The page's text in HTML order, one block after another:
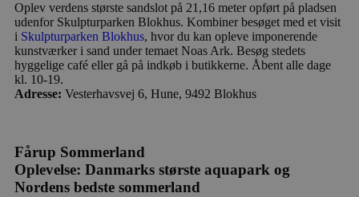
Oplev verdens største sandslot på 21,16 meter opført på pladsen
udenfor Skulpturparken Blokhus. Kombiner besøget med et visit
i Skulpturparken Blokhus, hvor du kan opleve imponerende
kunstværker i sand under temaet Noas Ark. Besøg stedets
hyggelige café eller gå på indkøb i butikkerne. Åbent alle dage
kl. 10-19.
Adresse: Vesterhavsvej 6, Hune, 9492 Blokhus
Fårup Sommerland
Oplevelse: Danmarks største aquapark og
Nordens bedste sommerland